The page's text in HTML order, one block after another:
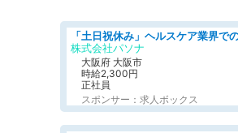
株式会社パソナ
大阪府 大阪市
時給2,300円
正社員
スポンサー：求人ボックス